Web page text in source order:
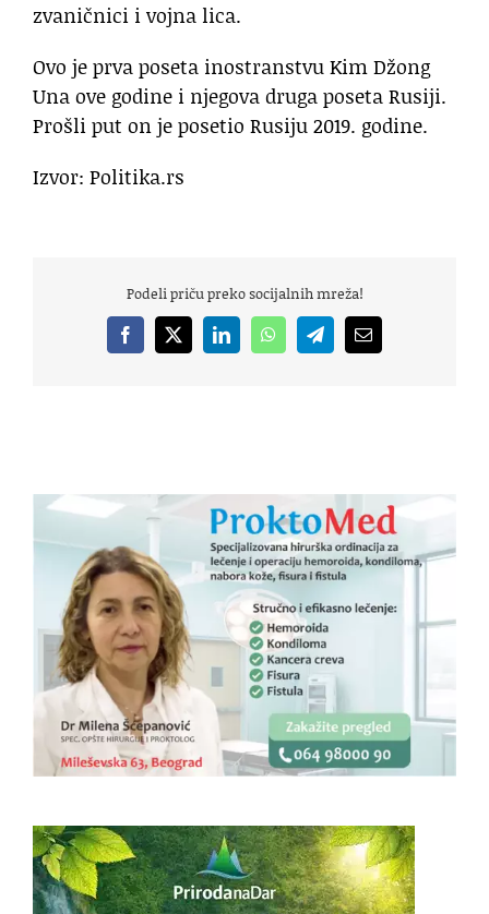
zvaničnici i vojna lica.
Ovo je prva poseta inostranstvu Kim Džong
Una ove godine i njegova druga poseta Rusiji.
Prošli put on je posetio Rusiju 2019. godine.
Izvor: Politika.rs
Podeli priču preko socijalnih mreža!
Facebook
X LinkedInWhatsAppTelegramEmail